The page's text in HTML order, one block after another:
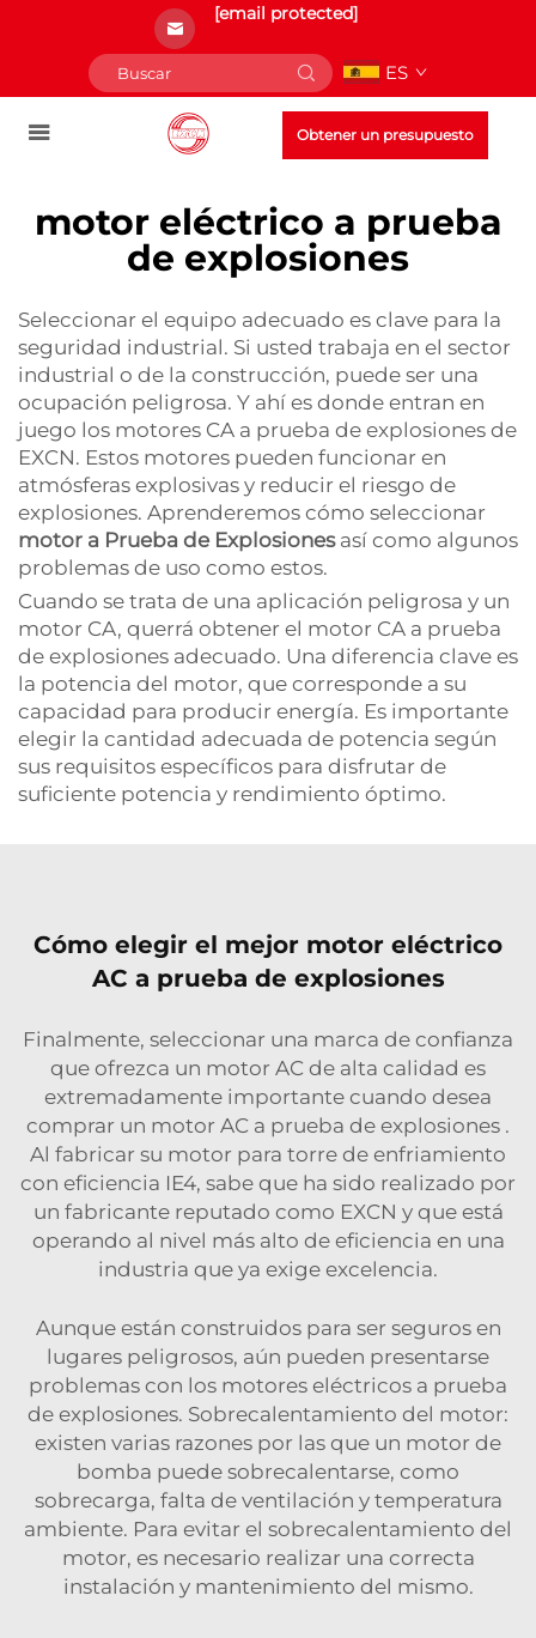
[email protected]
ES
Obtener un presupuesto
motor eléctrico a prueba
de explosiones
Seleccionar el equipo adecuado es clave para la
seguridad industrial. Si usted trabaja en el sector
industrial o de la construcción, puede ser una
ocupación peligrosa. Y ahí es donde entran en
juego los motores CA a prueba de explosiones de
EXCN. Estos motores pueden funcionar en
atmósferas explosivas y reducir el riesgo de
explosiones. Aprenderemos cómo seleccionar
motor a Prueba de Explosiones así como algunos
problemas de uso como estos.
Cuando se trata de una aplicación peligrosa y un
motor CA, querrá obtener el motor CA a prueba
de explosiones adecuado. Una diferencia clave es
la potencia del motor, que corresponde a su
capacidad para producir energía. Es importante
elegir la cantidad adecuada de potencia según
sus requisitos específicos para disfrutar de
suficiente potencia y rendimiento óptimo.
Cómo elegir el mejor motor eléctrico
AC a prueba de explosiones
Finalmente, seleccionar una marca de confianza
que ofrezca un motor AC de alta calidad es
extremadamente importante cuando desea
comprar un motor AC a prueba de explosiones .
Al fabricar su motor para torre de enfriamiento
con eficiencia IE4, sabe que ha sido realizado por
un fabricante reputado como EXCN y que está
operando al nivel más alto de eficiencia en una
industria que ya exige excelencia.
Aunque están construidos para ser seguros en
lugares peligrosos, aún pueden presentarse
problemas con los motores eléctricos a prueba
de explosiones. Sobrecalentamiento del motor:
existen varias razones por las que un motor de
bomba puede sobrecalentarse, como
sobrecarga, falta de ventilación y temperatura
ambiente. Para evitar el sobrecalentamiento del
motor, es necesario realizar una correcta
instalación y mantenimiento del mismo.